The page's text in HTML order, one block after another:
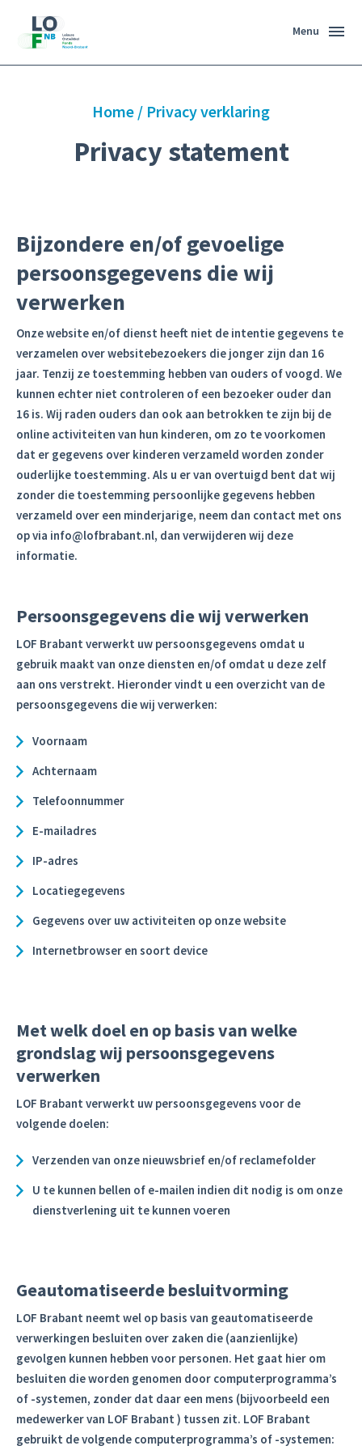
Menu
Home / Privacy verklaring
Privacy statement
Bijzondere en/of gevoelige
persoonsgegevens die wij
verwerken
Onze website en/of dienst heeft niet de intentie gegevens te
verzamelen over websitebezoekers die jonger zijn dan 16
jaar. Tenzij ze toestemming hebben van ouders of voogd. We
kunnen echter niet controleren of een bezoeker ouder dan
16 is. Wij raden ouders dan ook aan betrokken te zijn bij de
online activiteiten van hun kinderen, om zo te voorkomen
dat er gegevens over kinderen verzameld worden zonder
ouderlijke toestemming. Als u er van overtuigd bent dat wij
zonder die toestemming persoonlijke gegevens hebben
verzameld over een minderjarige, neem dan contact met ons
op via info@lofbrabant.nl, dan verwijderen wij deze
informatie.
Persoonsgegevens die wij verwerken
LOF Brabant verwerkt uw persoonsgegevens omdat u
gebruik maakt van onze diensten en/of omdat u deze zelf
aan ons verstrekt. Hieronder vindt u een overzicht van de
persoonsgegevens die wij verwerken:
Voornaam
Achternaam
Telefoonnummer
E-mailadres
IP-adres
Locatiegegevens
Gegevens over uw activiteiten op onze website
Internetbrowser en soort device
Met welk doel en op basis van welke
grondslag wij persoonsgegevens
verwerken
LOF Brabant verwerkt uw persoonsgegevens voor de
volgende doelen:
Verzenden van onze nieuwsbrief en/of reclamefolder
U te kunnen bellen of e-mailen indien dit nodig is om onze
dienstverlening uit te kunnen voeren
Geautomatiseerde besluitvorming
LOF Brabant neemt wel op basis van geautomatiseerde
verwerkingen besluiten over zaken die (aanzienlijke)
gevolgen kunnen hebben voor personen. Het gaat hier om
besluiten die worden genomen door computerprogramma’s
of -systemen, zonder dat daar een mens (bijvoorbeeld een
medewerker van LOF Brabant ) tussen zit. LOF Brabant
gebruikt de volgende computerprogramma’s of -systemen: